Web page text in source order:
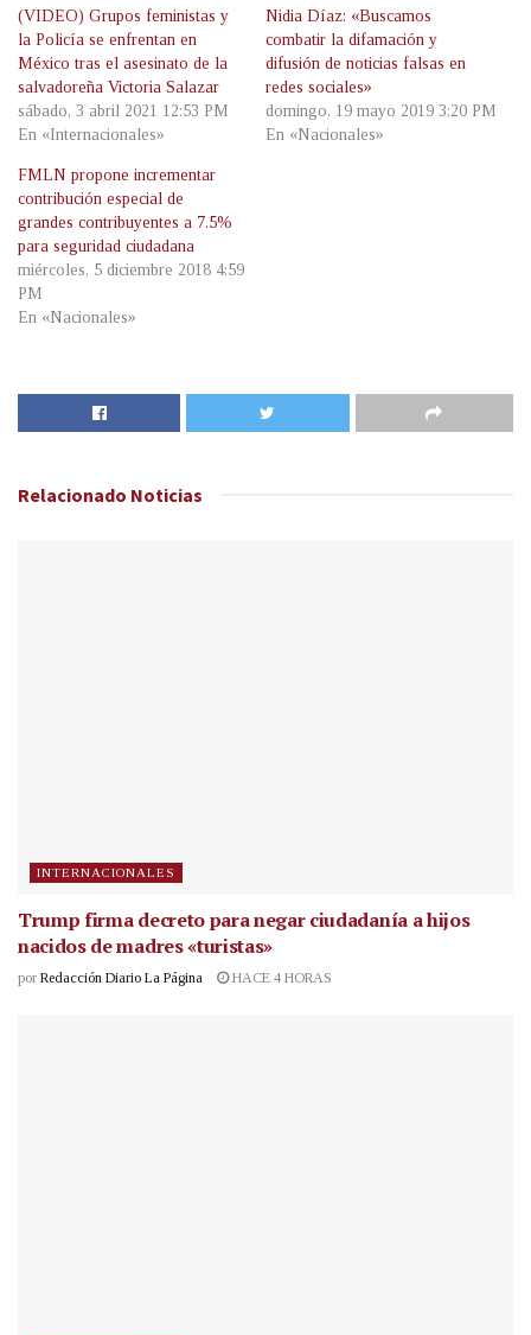
(VIDEO) Grupos feministas y
la Policía se enfrentan en
México tras el asesinato de la
salvadoreña Victoria Salazar
sábado, 3 abril 2021 12:53 PM
En «Internacionales»
Nidia Díaz: «Buscamos
combatir la difamación y
difusión de noticias falsas en
redes sociales»
domingo, 19 mayo 2019 3:20 PM
En «Nacionales»
FMLN propone incrementar
contribución especial de
grandes contribuyentes a 7.5%
para seguridad ciudadana
miércoles, 5 diciembre 2018 4:59
PM
En «Nacionales»
Relacionado Noticias
INTERNACIONALES
Trump firma decreto para negar ciudadanía a hijos
nacidos de madres «turistas»
por Redacción Diario La Página HACE 4 HORAS